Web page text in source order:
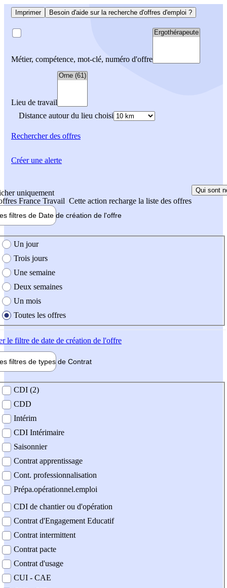
Imprimer Besoin d'aide sur la recherche d'offres d'emploi ?
Métier, compétence, mot-clé, numéro d'offre
Lieu de travail
Distance autour du lieu choisi
Rechercherdes offres
uniquement
France Travail Cette action recharge la liste des offres
Qui sont
filtres de Date de création de l'offre
création de l'offre
Un jour
Trois jours
Une semaine
Deux semaines
Un mois
Toutes les offres
le filtre de date de création de l'offre
filtres de types de Contrat
contrat
CDI (2)
CDD
Intérim
CDI Intérimaire
Saisonnier
Contrat apprentissage
Cont. professionnalisation
Prépa.opérationnel.emploi
CDI de chantier ou d'opération
Contrat d'Engagement Educatif
Contrat intermittent
Contrat pacte
Contrat d'usage
CUI - CAE
Créer une alerte